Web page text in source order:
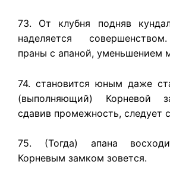
73. От клубня подняв
наделяется
праны с апаной, уменьшением
74. становится юным даже
(выполняющий) Корневой
сдавив промежность, следует
75. (Тогда) апана
Корневым замком зовется.